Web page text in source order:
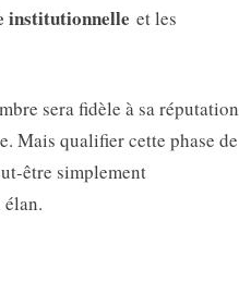
institutionnelle et les
sera fidèle à sa réputation
Mais qualifier cette phase de
être simplement